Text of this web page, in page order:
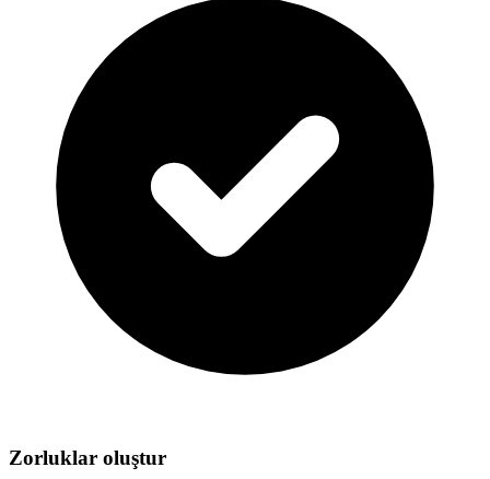
Zorluklar oluştur